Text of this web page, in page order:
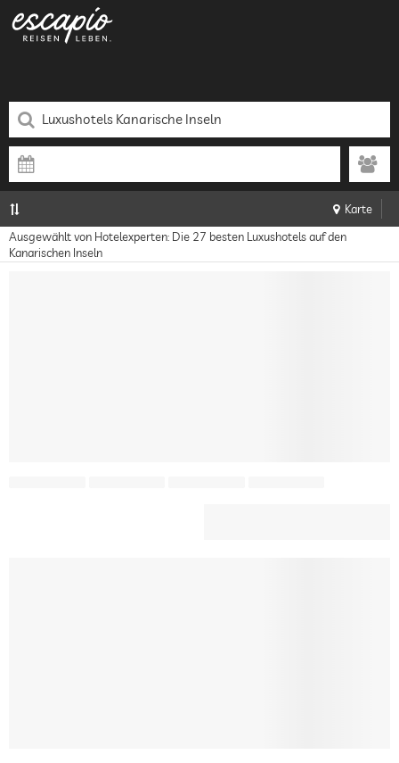
Karte
Ausgewählt von Hotelexperten: Die 27 besten Luxushotels auf den
Kanarischen Inseln